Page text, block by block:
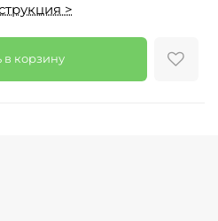
>
в корзину